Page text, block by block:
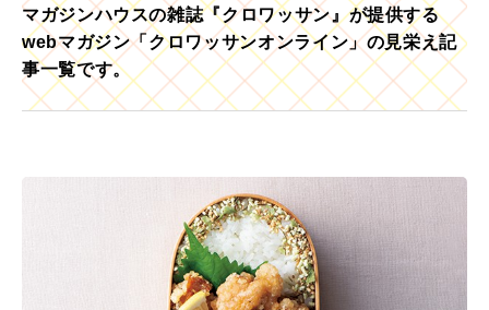
マガジンハウスの雑誌『クロワッサン』が提供する
webマガジン「クロワッサンオンライン」の見栄え記
事一覧です。